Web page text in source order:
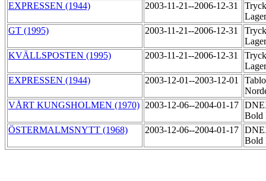
EXPRESSEN (1944)
2003-11-21--2006-12-31
GT (1995)
2003-11-21--2006-12-31
KVÄLLSPOSTEN (1995)
2003-11-21--2006-12-31
EXPRESSEN (1944)
2003-12-01--2003-12-01
VÅRT KUNGSHOLMEN (1970) 2003-12-06--2004-01-17
Bold
ÖSTERMALMSNYTT (1968)
2003-12-06--2004-01-17
Bold